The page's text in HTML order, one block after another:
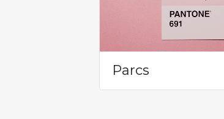
Parcs